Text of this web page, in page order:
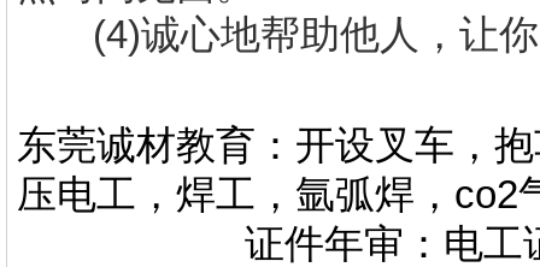
(4)诚心地帮助他人，让你
东莞诚材教育：开设叉车，
压电工，焊工，氩弧焊，co2
证件年审：电工证，